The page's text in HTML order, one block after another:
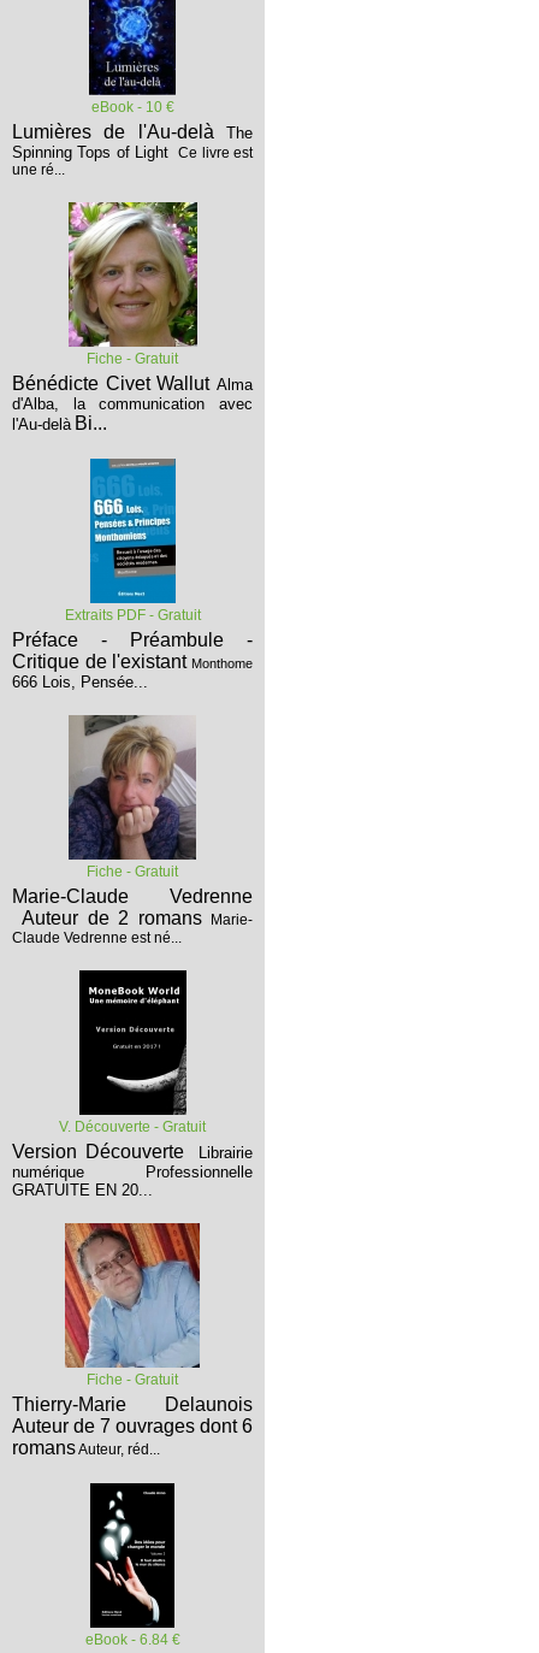
eBook - 10 €
Lumières de l'Au-delà The
Spinning Tops of Light Ce livre est
une ré...
Fiche - Gratuit
Bénédicte Civet Wallut Alma
d'Alba, la communication avec
l'Au-delà Bi...
Extraits PDF - Gratuit
Préface - Préambule -
Critique de l'existant Monthome
666 Lois, Pensée...
Fiche - Gratuit
Marie-Claude Vedrenne
Auteur de 2 romans
Marie-
Claude Vedrenne est né...
V. Découverte - Gratuit
Version Découverte
Librairie
numérique Professionnelle
GRATUITE EN 20...
Fiche - Gratuit
Thierry-Marie Delaunois
Auteur de 7 ouvrages dont 6
romansAuteur, réd...
eBook - 6.84 €